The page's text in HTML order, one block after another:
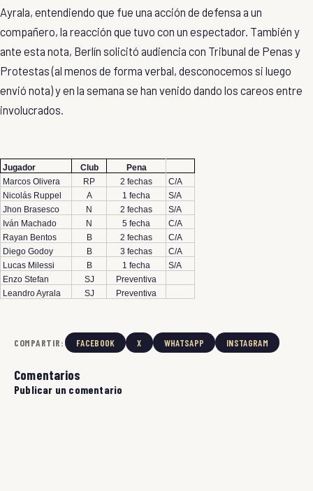
Ayrala, entendiendo que fue una acción de defensa a un
compañero, la reacción que tuvo con un espectador. También y
ante esta nota, Berlín solicitó audiencia con Tribunal de Penas y
Protestas (al menos de forma verbal, desconocemos si luego
envió nota) y en la semana se han venido dando los careos entre
involucrados.
Jugador Club
Pena
Marcos Olivera
RP 2 fechas
C/A
Nicolás Ruppel
A 1 fecha
S/A
Jhon Brasesco
N 2 fechas
S/A
Iván Machado
N 5 fecha
C/A
Rayan Bentos
B 2 fechas
C/A
Diego Godoy
B 3 fechas
C/A
Lucas Milessi
B 1 fecha
S/A
Enzo Stefan
SJ
Preventiva
Leandro Ayrala
SJ Preventiva
COMPARTIR: FACEBOOK X WHATSAPP INSTAGRAM
Comentarios
Publicar un comentario